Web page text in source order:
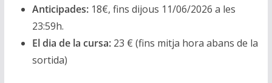
Anticipades:18€, fins dijous 11/06/2026 a les
23:59h.
El dia de la cursa:23 € (fins mitja hora abans de la
sortida)